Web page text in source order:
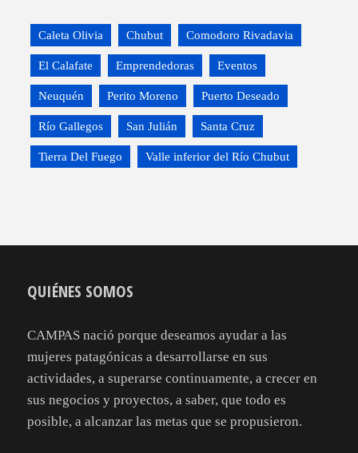
Caleta Olivia Chubut Comodoro Rivadavia
El Calafate Emprendedoras Eventos
Neuquén Perito Moreno Puerto Deseado
Río Gallegos San Julián Santa Cruz
Tierra Del Fuego Valle inferior del Río Chubut
QUIÉNES SOMOS
CAMPAS nació porque deseamos ayudar a las
mujeres patagónicas a desarrollarse en sus
actividades, a superarse continuamente, a crecer en
sus negocios y proyectos, a saber, que todo es
posible, a alcanzar las metas que se propusieron.